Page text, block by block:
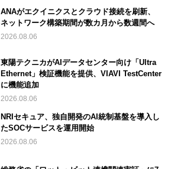
ANAがエクイニクスとクラウド接続を刷新、
ネットワーク構築期間が数カ月から数週間へ
2026.08.06
東陽テクニカがAIデータセンター向け「Ultra
Ethernet」検証機能を提供、VIAVI TestCenter
に機能追加
2026.08.06
NRIセキュア、独自開発のAI統制基盤を導入し
たSOCサービスを運用開始
2026.08.06